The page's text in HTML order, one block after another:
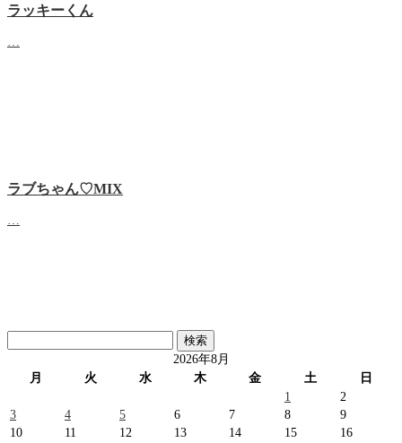
ラッキーくん
ラブちゃん♡MIX
索:
2026年8月
月
火 水 木 金 土
日
1
2
3
4 5 6 7 8
9
10
11 12 13 14 15
16